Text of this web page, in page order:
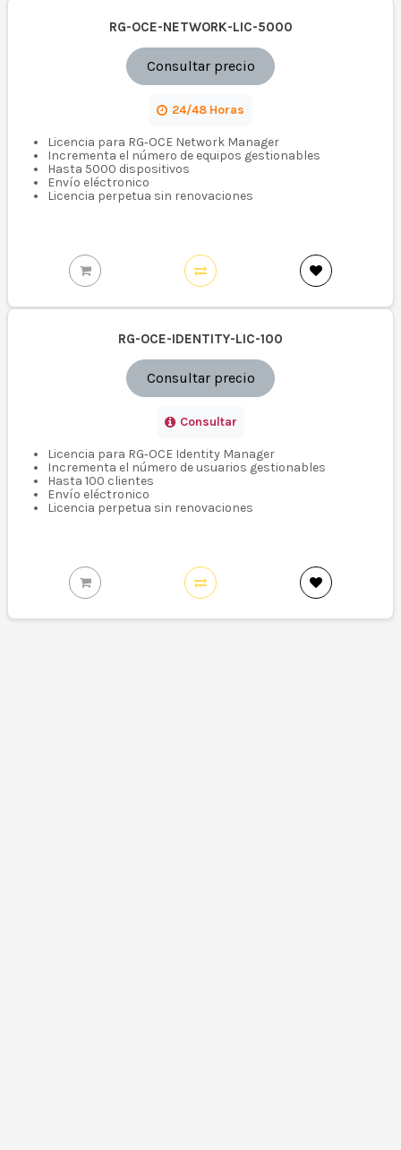
RG-OCE-NETWORK-LIC-5000
Consultar precio
24/48 Horas
Licencia para RG‑OCE Network Manager
Incrementa el número de equipos gestionables
Hasta 5000 dispositivos
Envío eléctronico
Licencia perpetua sin renovaciones
RG-OCE-IDENTITY-LIC-100
Consultar precio
Consultar
Licencia para RG‑OCE Identity Manager
Incrementa el número de usuarios gestionables
Hasta 100 clientes
Envío eléctronico
Licencia perpetua sin renovaciones